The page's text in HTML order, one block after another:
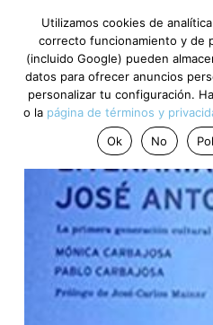
Utilizamos cookies de
correcto funcionamiento y de
(incluido Google) pueden
datos para ofrecer anuncios
personalizar tu configuración.
o la página de términos y
Ok
No